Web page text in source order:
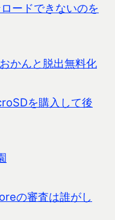
ードできないのを
かんと脱出無料化
を購入して後
の審査は誰がし